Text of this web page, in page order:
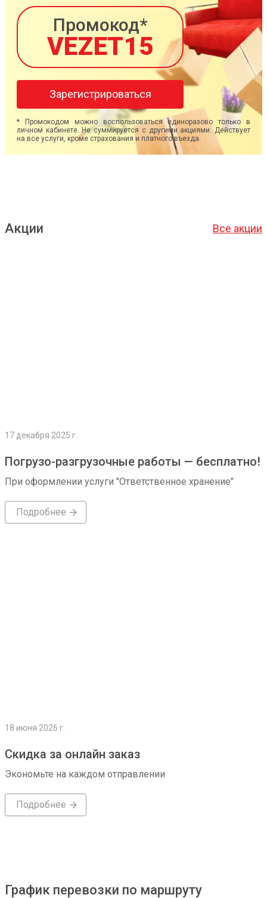
Промокод*
VEZET15
Зарегистрироваться
* Промокодом можно воспользоваться единоразово только в
личном кабинете. Не суммируется с другими акциями. Действует
на все услуги, кроме страхования и платного въезда.
Акции Все акции
17 декабря 2025 г.
Погрузо-разгрузочные работы — бесплатно!
При оформлении услуги "Ответственное хранение"
Подробнее
18 июня 2026 г.
Скидка за онлайн заказ
Экономьте на каждом отправлении
Подробнее
График перевозки по маршруту